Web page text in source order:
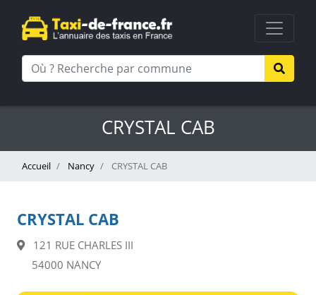
CRYSTAL CAB
Accueil Nancy CRYSTAL CAB
CRYSTAL CAB
121 RUE CHARLES III
54000 NANCY